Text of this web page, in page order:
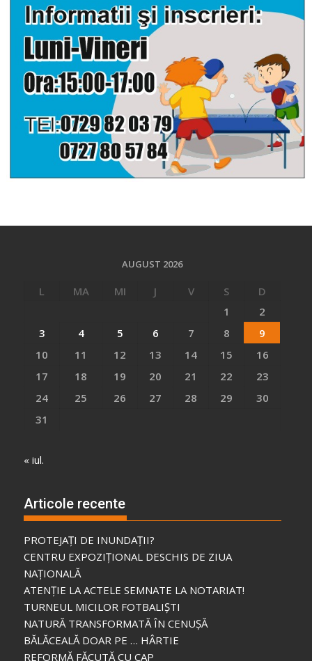
AUGUST 2026
L MA MI J V S
D
1
2
3
4 5 6 7 8
9
10
11 12 13 14 15
16
17
18 19 20 21 22
23
24
25 26 27 28 29
30
31
« iul.
Articole recente
PROTEJAȚI DE INUNDAȚII?
CENTRU EXPOZIȚIONAL DESCHIS DE ZIUA
NAȚIONALĂ
ATENȚIE LA ACTELE SEMNATE LA NOTARIAT!
TURNEUL MICILOR FOTBALIȘTI
NATURĂ TRANSFORMATĂ ÎN CENUȘĂ
BĂLĂCEALĂ DOAR PE … HÂRTIE
REFORMĂ FĂCUTĂ CU CAP